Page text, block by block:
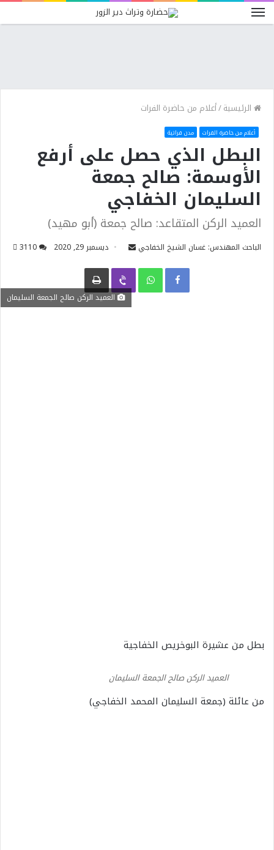
الرئيسية/أعلام من حاضرة الفرات
أعلام من حاضرة الفرات مدن فراتية
البطل الذي حصل على أرفع
الأوسمة: صالح جمعة
السليمان الخفاجي
العميد الركن المتقاعد: صالح جمعة (أبو مهيد)
الباحث المهندس: غسان الشيخ الخفاجي ديسمبر 29, 2020 311
Facebook
WhatsApp
Viber طباعة
العميد الركن صالح الجمعة السليمان
بطل من عشيرة البوخريص الخفاجية
العميد الركن صالح الجمعة السليمان
من عائلة (جمعة السليمان المحمد الخفاجي)